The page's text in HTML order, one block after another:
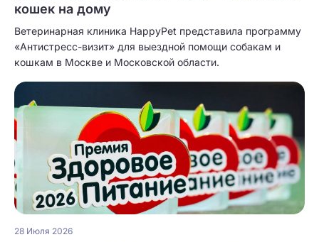
кошек на дому
Ветеринарная клиника HappyPet представила программу
«Антистресс-визит» для выездной помощи собакам и
кошкам в Москве и Московской области.
28 Июля 2026